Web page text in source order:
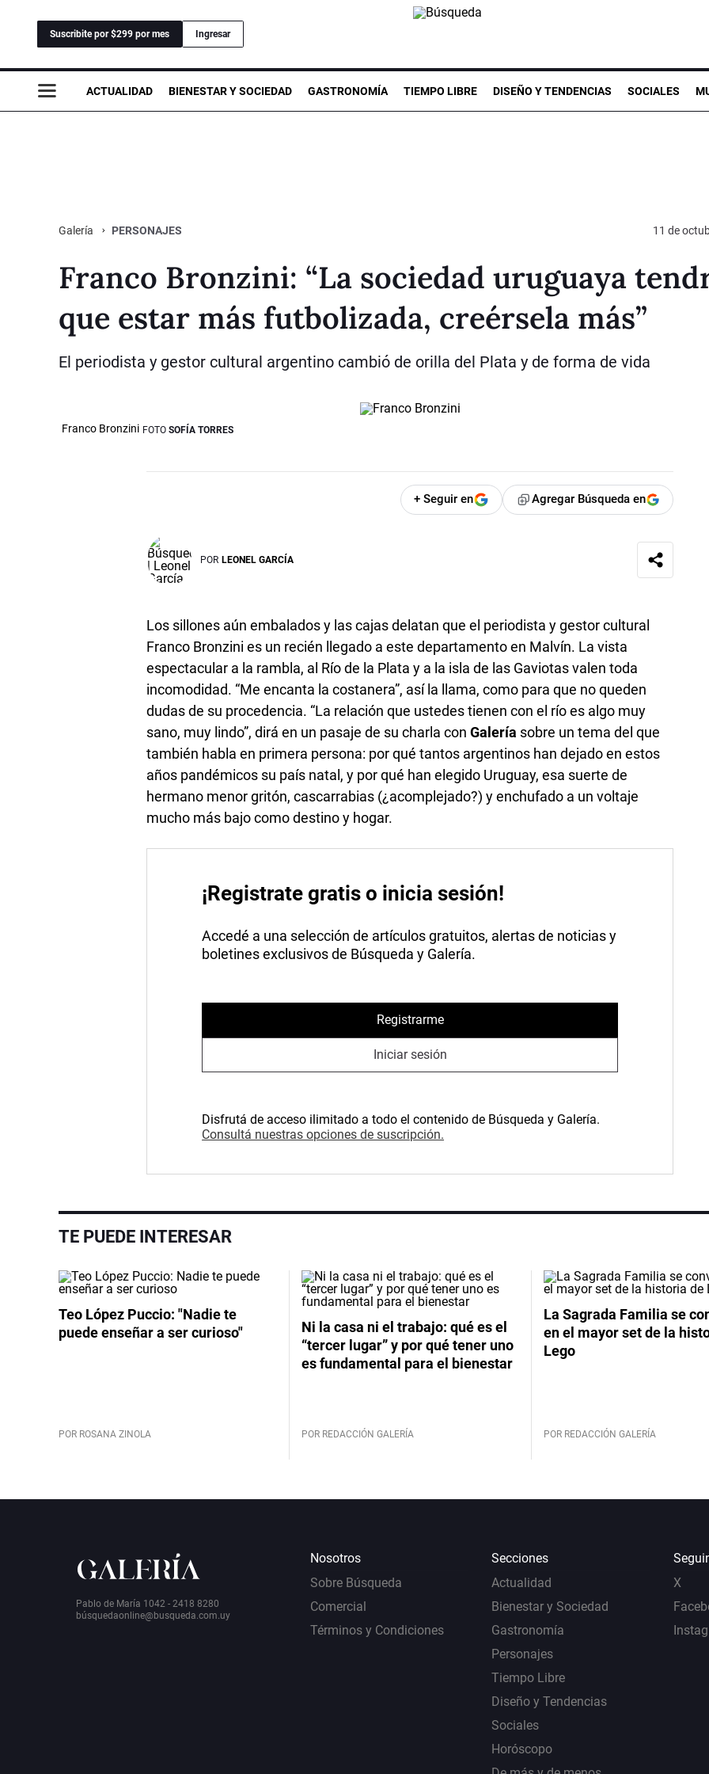
Suscribite por $299 por mes Ingresar
ACTUALIDAD BIENESTAR Y SOCIEDAD GASTRONOMÍA TIEMPO LIBRE DISEÑO Y TENDENCIAS SOCIALES
Galería PERSONAJES 11 de
Franco Bronzini: “La sociedad uruguaya
que estar más futbolizada, creérsela más”
El periodista y gestor cultural argentino cambió de orilla del Plata y de forma de vida
Franco Bronzini FOTO SOFÍA TORRES
+ Seguir en Agregar Búsqueda en
POR LEONEL GARCÍA
Los sillones aún embalados y las cajas delatan que el periodista y gestor cultural
Franco Bronzini es un recién llegado a este departamento en Malvín. La vista
espectacular a la rambla, al Río de la Plata y a la isla de las Gaviotas valen toda
incomodidad. “Me encanta la costanera”, así la llama, como para que no queden
dudas de su procedencia. “La relación que ustedes tienen con el río es algo muy
sano, muy lindo”, dirá en un pasaje de su charla conGalería sobre un tema del que
también habla en primera persona: por qué tantos argentinos han dejado en estos
años pandémicos su país natal, y por qué han elegido Uruguay, esa suerte de
hermano menor gritón, cascarrabias (¿acomplejado?) y enchufado a un voltaje
mucho más bajo como destino y hogar.
¡Registrate gratis o inicia sesión!
Accedé a una selección de artículos gratuitos, alertas de noticias y
boletines exclusivos de Búsqueda y Galería.
Registrarme
Iniciar sesión
Disfrutá de acceso ilimitado a todo el contenido de Búsqueda y Galería.
Consultá nuestras opciones de suscripción.
TE PUEDE INTERESAR
Teo López Puccio: "Nadie te
puede enseñar a ser curioso"
POR ROSANA ZINOLA
Ni la casa ni el trabajo: qué es el
“tercer lugar” y por qué tener uno
es fundamental para el bienestar
POR REDACCIÓN GALERÍA
La Sagrada Familia se
en el mayor set de la
Lego
POR REDACCIÓN GALERÍA
Pablo de María 1042 - 2418 8280
búsquedaonline@busqueda.com.uy
Nosotros
Sobre Búsqueda
Comercial
Términos y Condiciones
Secciones
Actualidad
Bienestar y Sociedad
Gastronomía
Personajes
Tiempo Libre
Diseño y Tendencias
Sociales
Horóscopo
X